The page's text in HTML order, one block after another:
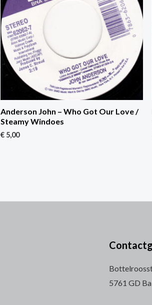
Anderson John – Who Got Our Love /
Steamy Windoes
€ 5,00
5761 GD